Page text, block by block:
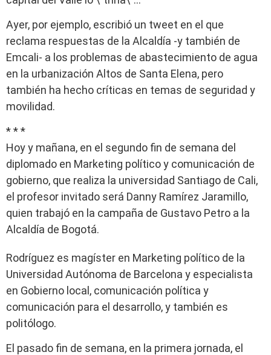
Ayer, por ejemplo, escribió un tweet en el que
reclama respuestas de la Alcaldía -y también de
Emcali- a los problemas de abastecimiento de agua
en la urbanización Altos de Santa Elena, pero
también ha hecho críticas en temas de seguridad y
movilidad.
* * *
Hoy y mañana, en el segundo fin de semana del
diplomado en Marketing político y comunicación de
gobierno, que realiza la universidad Santiago de Cali,
el profesor invitado será Danny Ramírez Jaramillo,
quien trabajó en la campaña de Gustavo Petro a la
Alcaldía de Bogotá.
Rodríguez es magíster en Marketing político de la
Universidad Autónoma de Barcelona y especialista
en Gobierno local, comunicación política y
comunicación para el desarrollo, y también es
politólogo.
El pasado fin de semana, en la primera jornada, el